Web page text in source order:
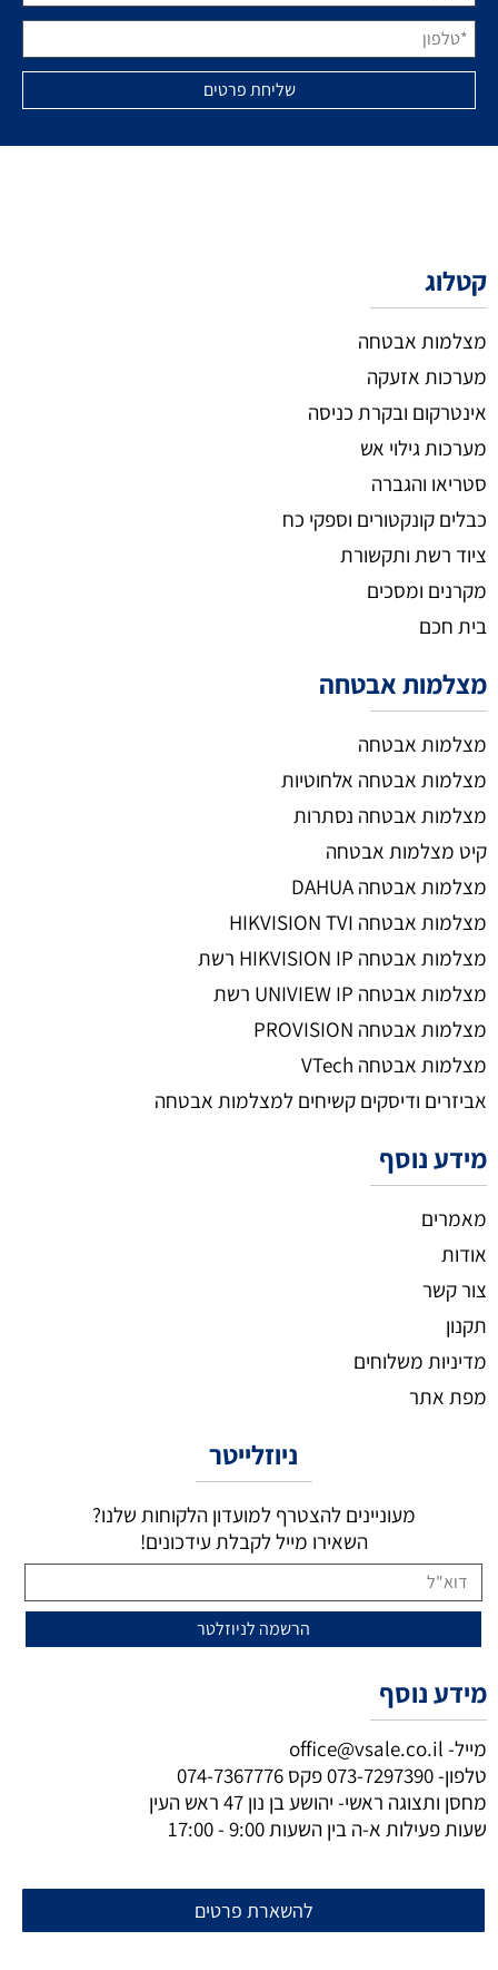
קטלוג
מצלמות אבטחה
מערכות אזעקה
אינטרקום ובקרת כניסה
מערכות גילוי אש
סטריאו והגברה
כבלים קונקטורים וספקי כח
ציוד רשת ותקשורת
מקרנים ומסכים
בית חכם
מצלמות אבטחה
מצלמות אבטחה
מצלמות אבטחה אלחוטיות
מצלמות אבטחה נסתרות
קיט מצלמות אבטחה
מצלמות אבטחה DAHUA
מצלמות אבטחה HIKVISION TVI
מצלמות אבטחה HIKVISION IP רשת
מצלמות אבטחה UNIVIEW IP רשת
מצלמות אבטחה PROVISION
מצלמות אבטחה VTech
אביזרים ודיסקים קשיחים למצלמות אבטחה
מידע נוסף
מאמרים
אודות
צור קשר
תקנון
מדיניות משלוחים
מפת אתר
ניוזלייטר
מעוניינים להצטרף למועדון הלקוחות שלנו?
השאירו מייל לקבלת עידכונים!
מידע נוסף
מייל- office@vsale.co.il
טלפון-073-7297390פקס 074-7367776
מחסן ותצוגה ראשי- יהושע בן נון 47 ראש העין
שעות פעילות א-ה בין השעות 9:00 - 17:00
להשארת פרטים